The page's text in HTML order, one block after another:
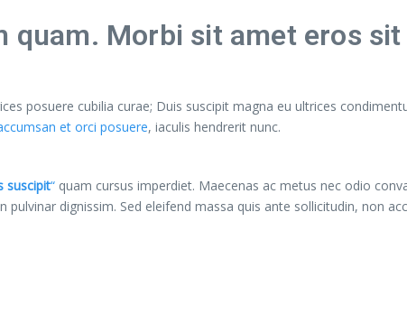
quam. Morbi sit amet eros
posuere cubilia curae; Duis suscipit magna eu ultrices
et orci posuere, iaculis hendrerit nunc.
suscipit“ quam cursus imperdiet. Maecenas ac metus nec odio
pulvinar dignissim. Sed eleifend massa quis ante sollicitudin, non